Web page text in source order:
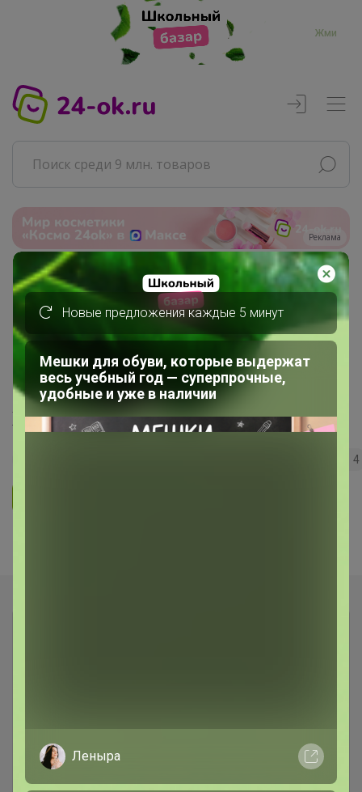
Жми
Реклама
Главная
Совместные покупки
Продукты
"Сыры, сливки по сказочной цене!"
Холодильник
4
Новые предложения каждые 5 минут
Мешки для обуви, которые выдержат
весь учебный год — суперпрочные,
удобные и уже в наличии
Леныра